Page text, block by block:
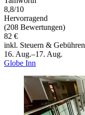
8,8/10
Hervorragend
(208 Bewertungen)
82 €
inkl. Steuern & Gebühren
16. Aug.–17. Aug.
Globe Inn